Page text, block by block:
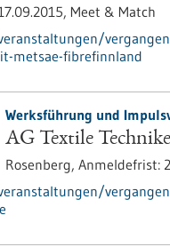
Meet & Match
metsae-fibrefinnland
Werksführung und
AG Textile
Rosenberg, Anmeldefrist: